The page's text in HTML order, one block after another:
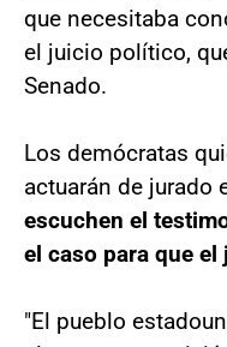
que necesitaba
el juicio político,
Senado.
Los demócratas
actuarán de jurado
escuchen el
el caso para que
"El pueblo